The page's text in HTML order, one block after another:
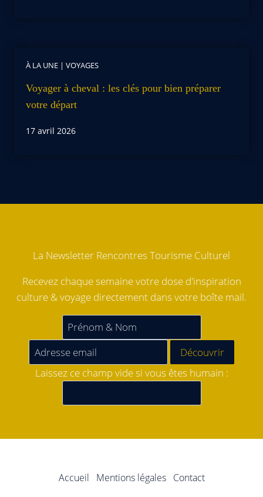
À LA UNE | VOYAGES
Voyager à cheval : les clés pour bien préparer
votre départ
17 avril 2026
La Newsletter Rencontres Tourisme Culturel
Recevez chaque semaine votre dose d'inspiration
culture & voyage directement dans votre boîte mail.
Laissez ce champ vide si vous êtes humain :
Accueil Mentions légales Contact